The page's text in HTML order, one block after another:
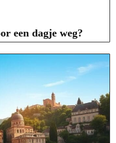
een dagje weg?